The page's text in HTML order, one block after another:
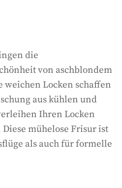
die
von aschblondem
weichen Locken schaffen
aus kühlen und
Ihren Locken
mühelose Frisur ist
als auch für formelle